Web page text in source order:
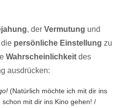
, der Vermutung und
die persönliche Einstellung zu
Wahrscheinlichkeit des
ausdrücken:
(Natürlich möchte ich mit dir ins
mit dir ins Kino gehen! /